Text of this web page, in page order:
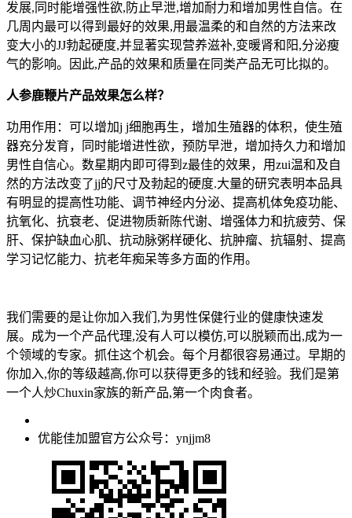
发展,同时能增强性欲,防止早泄,增加耐力和增加男性自信。在
几周内最可以得到最好的效果,用最温柔的和自然的方法来改
变大小的JJ勃起硬度,并显著实现营养滋补,变暖肾和阳,分泌瘦
气的影响。因此,产品的效果和质量在同类产品无可比拟的。
人参鹿鞭片产品效果怎么样？
功用作用：可以增加j j细胞再生，增加生殖器的体积，使生殖
器充分发育，同时能增进性欲，预防早泄，增加持久力和增加
男性自信心。数星期内即可得到z最佳的效果，用zui温和及自
然的方法改变了jj的尺寸及勃起的硬度.大量的研究表明本品具
有明显的提高性功能、调节神经内分泌、提高机体免疫功能、
抗氧化、抗衰老、促进物质新陈代谢、增强体力和抗疲劳、保
肝、保护缺血心肌、抗动脉粥样硬化、抗肿瘤、抗辐射、提高
学习记忆能力、抗老年痴呆等多方面的作用。
我们需要的是让你加入我们,为男性保健行业的健康快速发
展。成为一个产品代理,没有人可以模仿,可以脱颖而出,成为一
个领域的专家。抓住这个机会。每个月都很容易通过。早期的
你加入,你的等级越高,你可以获得更多的钱和经验。我们是第
一个人炒Chuxin家族的新产品,第一个肉食者。
优能佳加盟官方公众号：ynjjm8